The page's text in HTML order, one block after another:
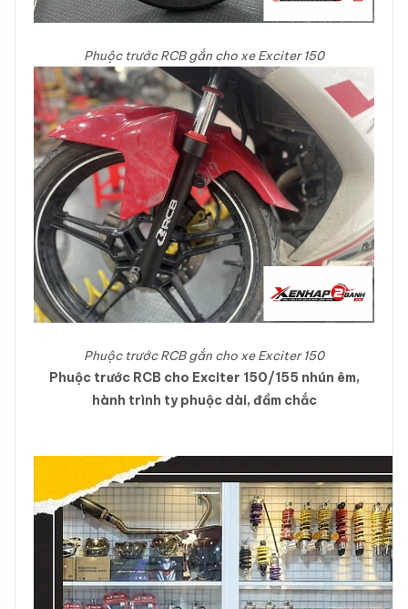
Phuộc trước RCB gắn cho xe Exciter 150
Phuộc trước RCB gắn cho xe Exciter 150
Phuộc trước RCB cho Exciter 150/155 nhún êm,
hành trình ty phuộc dài, đầm chắc